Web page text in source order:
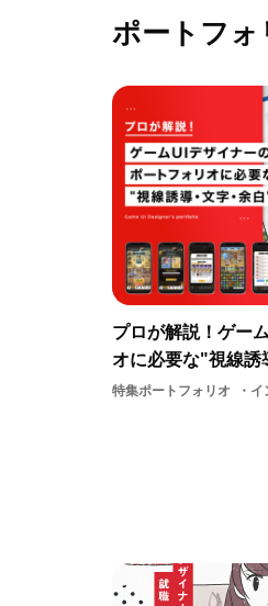
ポートフ
プロが解説！ゲー
オに必要な"視線
特集ポートフォリオ インターン